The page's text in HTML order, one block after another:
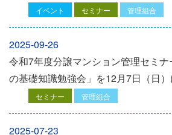
イベント セミナー 管理組合
2025-09-26
令和7年度分譲マンション管理セミ
の基礎知識勉強会」を12⽉7⽇（⽇）
セミナー 管理組合
2025-07-23